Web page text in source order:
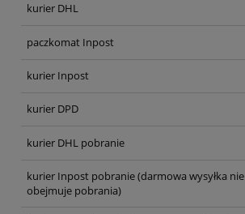
kurier DHL
paczkomat Inpost
kurier Inpost
kurier DPD
kurier DHL pobranie
kurier Inpost pobranie(darmowa wysyłka nie
obejmuje pobrania)